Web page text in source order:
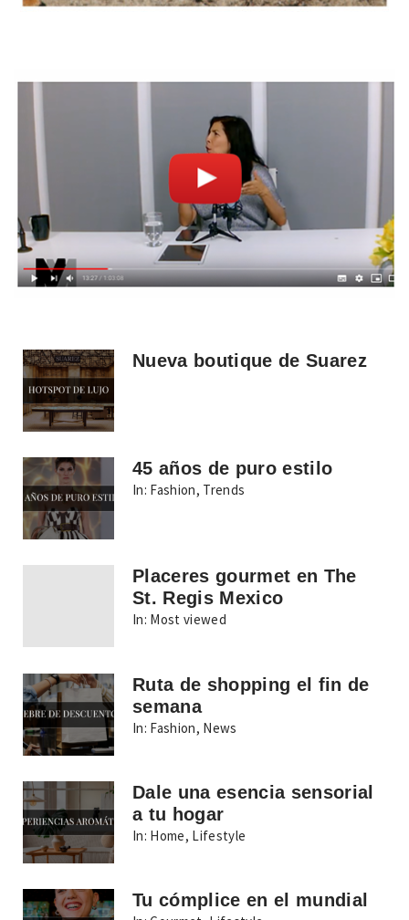
Nueva boutique de Suarez
45 años de puro estilo
In: Fashion, Trends
Placeres gourmet en The
St. Regis Mexico
In: Most viewed
Ruta de shopping el fin de
semana
In: Fashion, News
Dale una esencia sensorial
a tu hogar
In: Home, Lifestyle
Tu cómplice en el mundial